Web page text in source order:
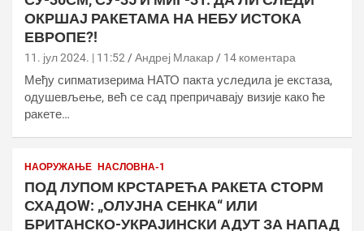
ОКРШАЈ РАКЕТАМА НА НЕБУ ИСТОКА
ЕВРОПЕ?!
11. јул 2024. | 11:52 Андреј Млакар 14 коментара
Међу сипматизерима НАТО пакта уследила је екстаза,
одушевљење, већ се сад препричавају визије како ће
ракете…
НАОРУЖАЊЕ НАСЛОВНА-1
ПОД ЛУПОМ КРСТАРЕЋА РАКЕТА СТОРМ
СХАДОW: „ОЛУЈНА СЕНКА“ ИЛИ
БРИТАНСКО-УКРАЈИНСКИ АДУТ ЗА НАПАД